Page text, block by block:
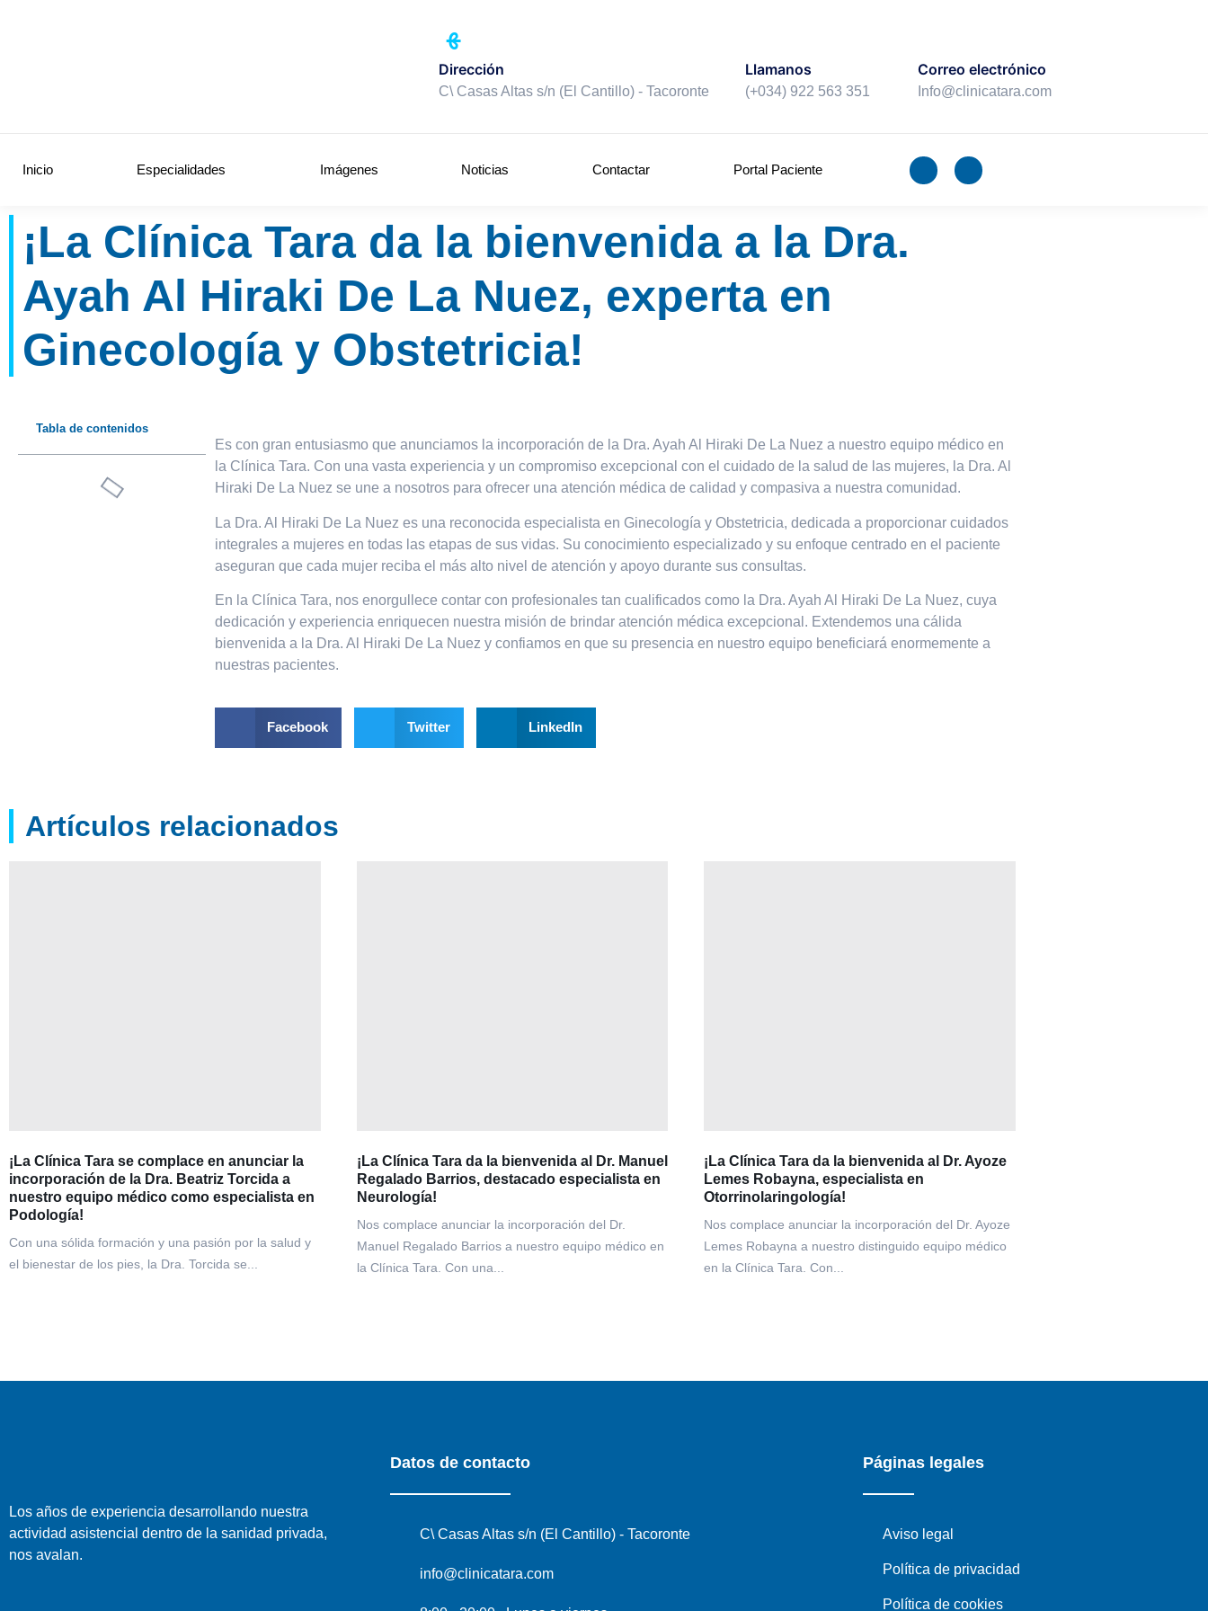
Dirección
C\ Casas Altas s/n (El Cantillo) - Tacoronte
Llamanos
(+034) 922 563 351
Correo electrónico
Info@clinicatara.com
Inicio Especialidades Imágenes Noticias Contactar Portal Paciente
¡La Clínica Tara da la bienvenida a la Dra.
Ayah Al Hiraki De La Nuez, experta en
Ginecología y Obstetricia!
Tabla de contenidos
Es con gran entusiasmo que anunciamos la incorporación de la Dra. Ayah Al Hiraki De La Nuez a nuestro equipo médico en
la Clínica Tara. Con una vasta experiencia y un compromiso excepcional con el cuidado de la salud de las mujeres, la Dra. Al
Hiraki De La Nuez se une a nosotros para ofrecer una atención médica de calidad y compasiva a nuestra comunidad.
La Dra. Al Hiraki De La Nuez es una reconocida especialista en Ginecología y Obstetricia, dedicada a proporcionar cuidados
integrales a mujeres en todas las etapas de sus vidas. Su conocimiento especializado y su enfoque centrado en el paciente
aseguran que cada mujer reciba el más alto nivel de atención y apoyo durante sus consultas.
En la Clínica Tara, nos enorgullece contar con profesionales tan cualificados como la Dra. Ayah Al Hiraki De La Nuez, cuya
dedicación y experiencia enriquecen nuestra misión de brindar atención médica excepcional. Extendemos una cálida
bienvenida a la Dra. Al Hiraki De La Nuez y confiamos en que su presencia en nuestro equipo beneficiará enormemente a
nuestras pacientes.
Facebook Twitter LinkedIn
Artículos relacionados
¡La Clínica Tara se complace en anunciar la
incorporación de la Dra. Beatriz Torcida a
nuestro equipo médico como especialista en
Podología!
Con una sólida formación y una pasión por la salud y
el bienestar de los pies, la Dra. Torcida se...
¡La Clínica Tara da la bienvenida al Dr. Manuel
Regalado Barrios, destacado especialista en
Neurología!
Nos complace anunciar la incorporación del Dr.
Manuel Regalado Barrios a nuestro equipo médico en
la Clínica Tara. Con una...
¡La Clínica Tara da la bienvenida al Dr. Ayoze
Lemes Robayna, especialista en
Otorrinolaringología!
Nos complace anunciar la incorporación del Dr. Ayoze
Lemes Robayna a nuestro distinguido equipo médico
en la Clínica Tara. Con...
Los años de experiencia desarrollando nuestra
actividad asistencial dentro de la sanidad privada,
nos avalan.
Datos de contacto
C\ Casas Altas s/n (El Cantillo) - Tacoronte
info@clinicatara.com
Páginas legales
Aviso legal
Política de privacidad
Política de cookies